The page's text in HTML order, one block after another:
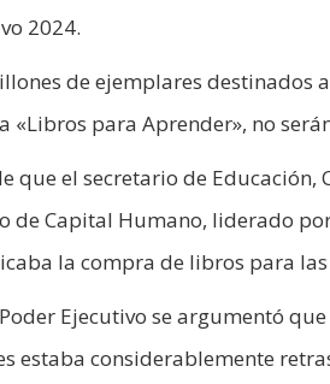
2024.
de ejemplares
«Libros para Aprender», no
que el secretario de
de Capital Humano, liderado
la compra de libros para
Ejecutivo se argumentó
estaba considerablemente